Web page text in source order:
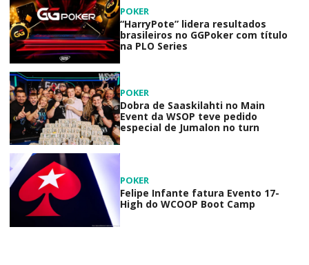
POKER
“HarryPote” lidera resultados
brasileiros no GGPoker com título
na PLO Series
POKER
Dobra de Saaskilahti no Main
Event da WSOP teve pedido
especial de Jumalon no turn
POKER
Felipe Infante fatura Evento 17-
High do WCOOP Boot Camp